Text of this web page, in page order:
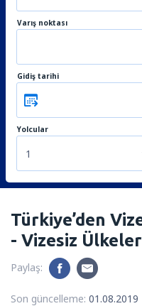
Varış noktası
Gidiş tarihi
Yolcular
1
Türkiye’den
- Vizesiz
Paylaş:
Son güncelleme: 01.08.2019